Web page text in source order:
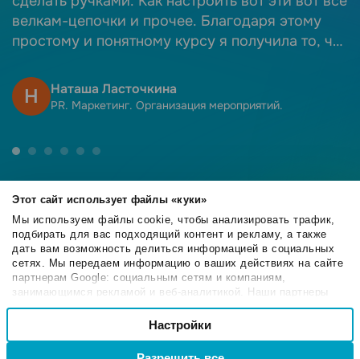
Этот сайт использует файлы «куки»
Мы используем файлы cookie, чтобы анализировать трафик,
подбирать для вас подходящий контент и рекламу, а также
дать вам возможность делиться информацией в социальных
сетях. Мы передаем информацию о ваших действиях на сайте
партнерам Google: социальным сетям и компаниям,
занимающимся рекламой и веб-аналитикой. Наши партнеры
могут комбинировать эти сведения с предоставленной вами
информацией, а также данными, которые они получили при
использовании вами их сервисов.
Выбор
Настройки
велкам-цепочки и прочее. Благодаря этому
простому и понятному курсу я получила то, что
Н Наташа Ласточкина
PR. Маркетинг. Организация мероприятий.
4.6/5
4.6/5